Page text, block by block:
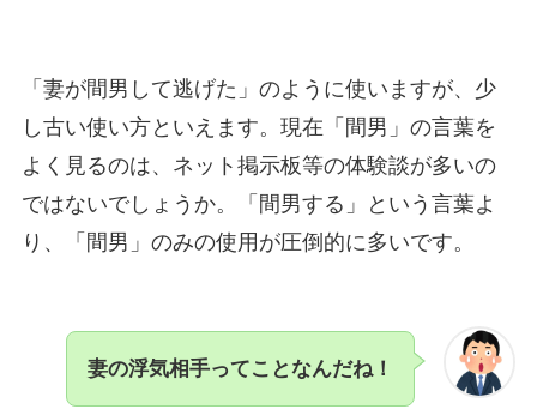
「妻が間男して逃げた」のように使いますが、少
し古い使い方といえます。現在「間男」の言葉を
よく見るのは、ネット掲示板等の体験談が多いの
ではないでしょうか。「間男する」という言葉よ
り、「間男」のみの使用が圧倒的に多いです。
妻の浮気相手ってことなんだね！